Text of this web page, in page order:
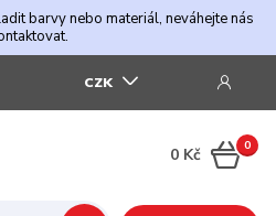
barvy nebo materiál, neváhejte nás
CZK
0
0 Kč